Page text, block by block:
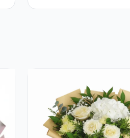
Crizanteme Albe